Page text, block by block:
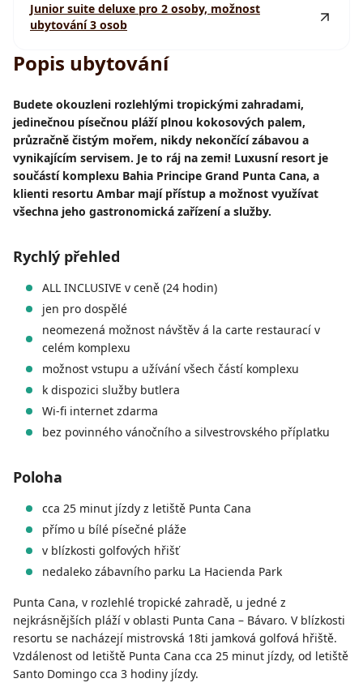
Junior suite deluxe pro 2 osoby, možnost
ubytování 3 osob
Popis ubytování
Budete okouzleni rozlehlými tropickými zahradami,
jedinečnou písečnou pláží plnou kokosových palem,
průzračně čistým mořem, nikdy nekončící zábavou a
vynikajícím servisem. Je to ráj na zemi! Luxusní resort je
součástí komplexu Bahia Principe Grand Punta Cana, a
klienti resortu Ambar mají přístup a možnost využívat
všechna jeho gastronomická zařízení a služby.
Rychlý přehled
ALL INCLUSIVE v ceně (24 hodin)
jen pro dospělé
neomezená možnost návštěv á la carte restaurací v
celém komplexu
možnost vstupu a užívání všech částí komplexu
k dispozici služby butlera
Wi-fi internet zdarma
bez povinného vánočního a silvestrovského příplatku
Poloha
cca 25 minut jízdy z letiště Punta Cana
přímo u bílé písečné pláže
v blízkosti golfových hřišť
nedaleko zábavního parku La Hacienda Park
Punta Cana, v rozlehlé tropické zahradě, u jedné z
nejkrásnějších pláží v oblasti Punta Cana – Bávaro. V blízkosti
resortu se nacházejí mistrovská 18ti jamková golfová hřiště.
Vzdálenost od letiště Punta Cana cca 25 minut jízdy, od letiště
Santo Domingo cca 3 hodiny jízdy.